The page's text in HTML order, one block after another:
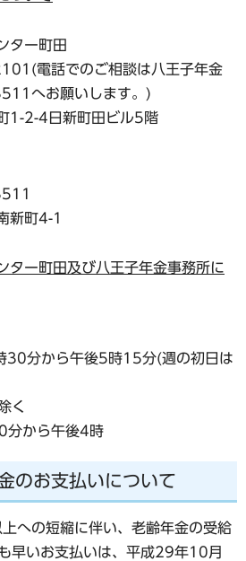
ター町田
電話でのご相談は八王子年金
へお願いします。)
1-2-4日新町田ビル5階
新町4-1
ター町田及び八王子年金事務所に
30分から午後5時15分(週の初日は
く
分から午後4時
のお支払いについて
への短縮に伴い、老齢年金の受給
早いお支払いは、平成29年10月